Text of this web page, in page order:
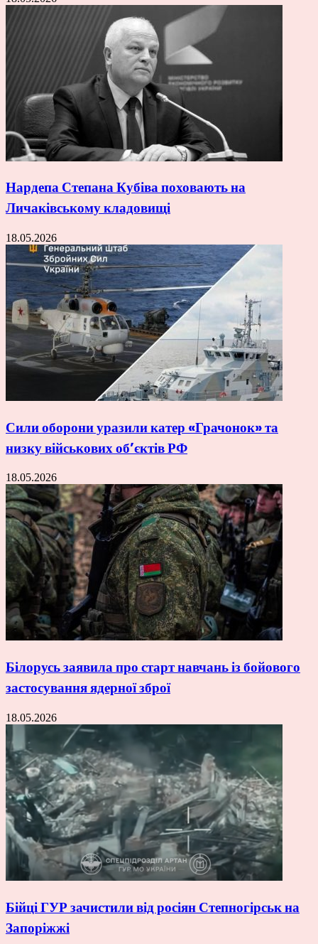
Нардепа Степана Кубіва поховають на
Личаківському кладовищі
18.05.2026
Сили оборони уразили катер «Грачонок» та
низку військових об’єктів РФ
18.05.2026
Білорусь заявила про старт навчань із бойового
застосування ядерної зброї
18.05.2026
Бійці ГУР зачистили від росіян Степногірськ на
Запоріжжі